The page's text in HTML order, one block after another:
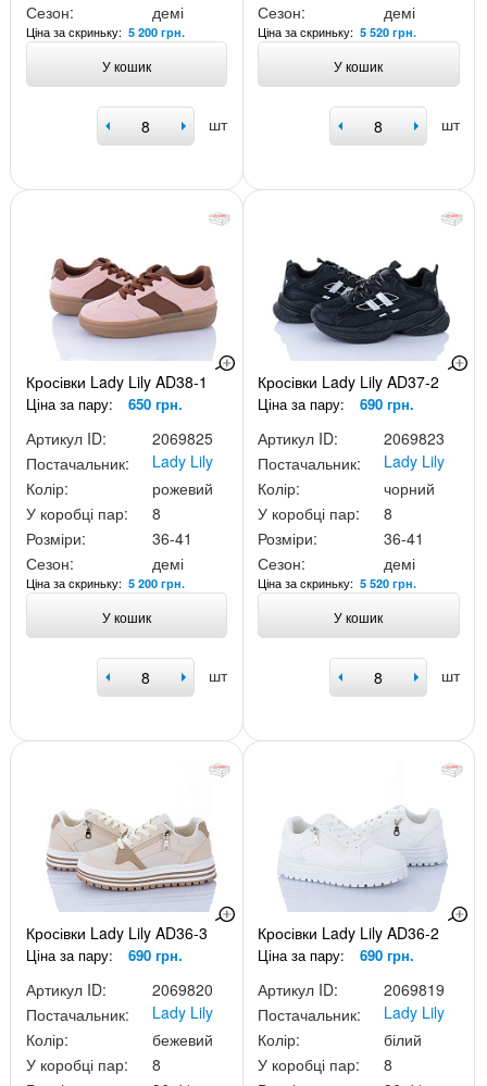
Сезон:
демі
Ціна за скриньку: 5 200 грн.
У кошик
шт
Сезон:
демі
Ціна за скриньку:5 520 грн.
У кошик
шт
Кросівки Lady Lily AD38-1
Ціна за пару: 650 грн.
Артикул ID:
2069825
Постачальник:
Lady Lily
Колір:
рожевий
У коробці пар:
8
Розміри:
36-41
Сезон:
демі
Ціна за скриньку: 5 200 грн.
У кошик
шт
Кросівки Lady Lily AD37-2
Ціна за пару: 690 грн.
Артикул ID:
2069823
Постачальник:
Lady Lily
Колір:
чорний
У коробці пар:
8
Розміри:
36-41
Сезон:
демі
Ціна за скриньку:5 520 грн.
У кошик
шт
Кросівки Lady Lily AD36-3
Ціна за пару: 690 грн.
Артикул ID:
2069820
Постачальник:
Lady Lily
Колір:
бежевий
У коробці пар:
8
Кросівки Lady Lily AD36-2
Ціна за пару: 690 грн.
Артикул ID:
2069819
Постачальник:
Lady Lily
Колір:
білий
У коробці пар:
8